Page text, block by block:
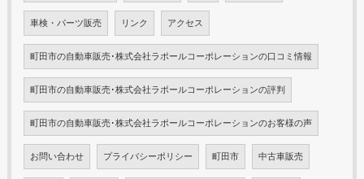
車検・パーツ販売 リンク アクセス
町田市の自動車販売･株式会社ラポールコーポレーションの口コミ情報
町田市の自動車販売･株式会社ラポールコーポレーションの評判
町田市の自動車販売･株式会社ラポールコーポレーションのお客様の声
お問い合わせ プライバシーポリシー 町田市 中古車販売